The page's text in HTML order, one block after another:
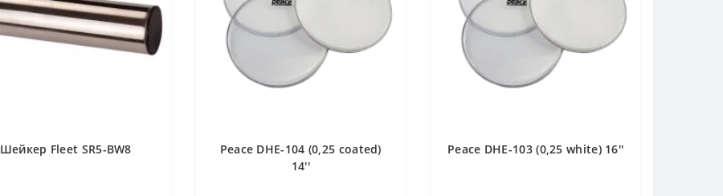
Шейкер Fleet SR5-BW8
Peace DHE-104 (0,25 coated)
14''
Peace DHE-103 (0,25 white) 16''